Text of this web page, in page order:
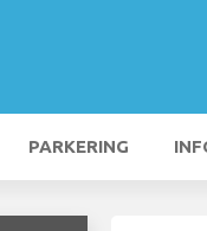
PARKERING